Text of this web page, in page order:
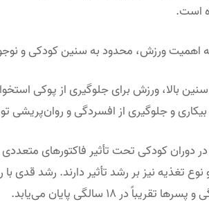
است.
اهمیت ورزش، محدود به سنین کودکی و
بالا، ورزش برای جلوگیری از پوکی
بیکاری و جلوگیری از افسردگی و
دوران کودکی تحت تأثیر فاکتورهای
تغذیه نیز بر رشد تأثیر دارند. رشد قدی